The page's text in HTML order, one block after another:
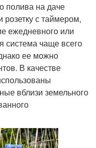
полива на даче
с таймером,
ежедневного или
система чаще всего
ее можно
В качестве
вблизи земельного